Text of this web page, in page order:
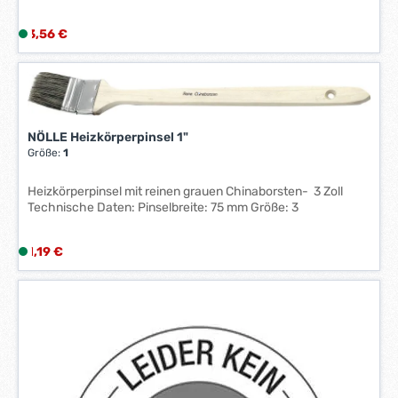
Regulärer Preis:
L
i
e
f
e
z
i
t
-
3
3,56 €
NÖLLE Heizkörperpinsel 1"
Größe:1
Heizkörperpinsel mit reinen grauen Chinaborsten- 3 Zoll
Technische Daten: Pinselbreite: 75 mm Größe: 3
Regulärer Preis:
L
i
1,19 €